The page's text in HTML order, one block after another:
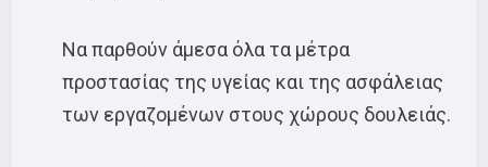
Να παρθούν άμεσα όλα τα μέτρα
προστασίας της υγείας και της ασφάλειας
των εργαζομένων στους χώρους δουλειάς.